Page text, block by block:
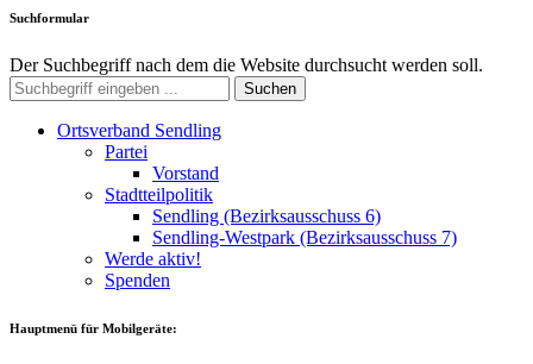
Suchformular
Der Suchbegriff nach dem die Website durchsucht werden soll.
Suchen
Ortsverband Sendling
Partei
Vorstand
Stadtteilpolitik
Sendling (Bezirksausschuss 6)
Sendling-Westpark (Bezirksausschuss 7)
Werde aktiv!
Spenden
Hauptmenü für Mobilgeräte: